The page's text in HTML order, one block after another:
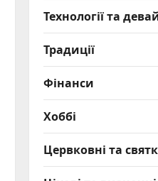
Технології та
Традиції
Фінанси
Хоббі
Цервковні та